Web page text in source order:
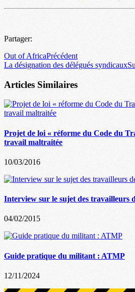
Partager:
Out of AfricaPrécédent
La désignation des délégués syndicaux
Articles Similaires
Projet de loi « réforme du Code du
travail maltraitée
10/03/2016
Interview sur le sujet des travailleurs
04/02/2015
Guide pratique du militant : ATMP
12/11/2024